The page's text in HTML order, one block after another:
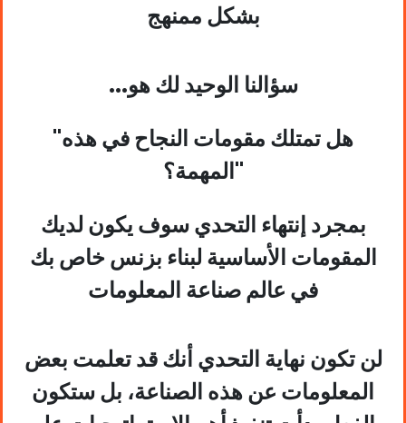
بشكل ممنهج
...سؤالنا الوحيد لك هو
"هل تمتلك مقومات النجاح في هذه
المهمة؟"
بمجرد إنتهاء التحدي سوف يكون لديك
المقومات الأساسية لبناء بزنس خاص بك
في عالم صناعة المعلومات
لن تكون نهاية التحدي أنك قد تعلمت بعض
المعلومات عن هذه الصناعة، بل ستكون